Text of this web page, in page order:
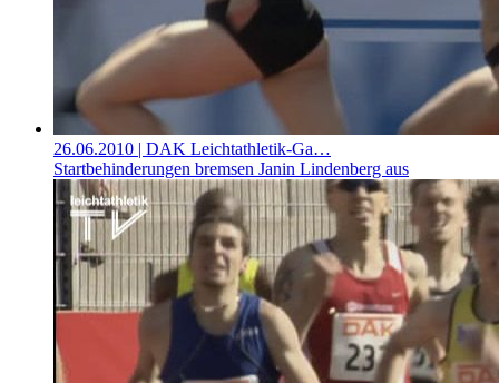
26.06.2010 | DAK Leichtathletik-Ga…
Startbehinderungen bremsen Janin Lindenberg aus